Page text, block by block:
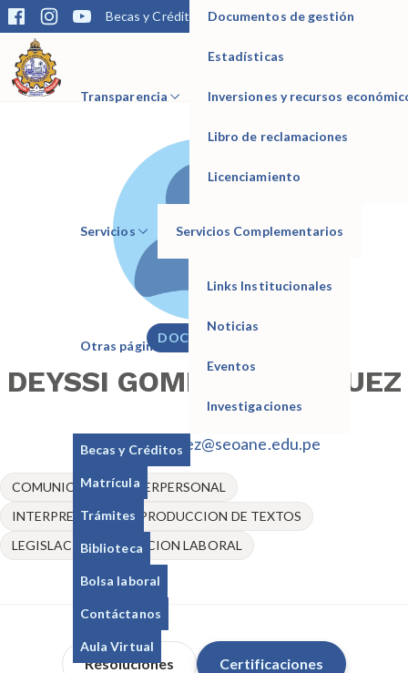
Becas y Créditos Matrícula Trámites Biblioteca
IESTP Manuel Seoane Corrales
Transparencia
Documentos de gestión
Estadísticas
Inversiones y recursos
Libro de reclamaciones
Licenciamiento
Servicios Servicios Complementarios
Otras páginas
Links Institucionales
Noticias
Eventos
Investigaciones
Becas y Créditos
Matrícula
Trámites
Biblioteca
Bolsa laboral
Contáctanos
Aula Virtual
DOCENTE
DEYSSI GOMEZ VELASQUEZ
deyssigomez@seoane.edu.pe
COMUNICACIÓN INTERPERSONAL
INTERPRETACION Y PRODUCCION DE TEXTOS
LEGISLACION E INSERCION LABORAL
Resoluciones Certificaciones